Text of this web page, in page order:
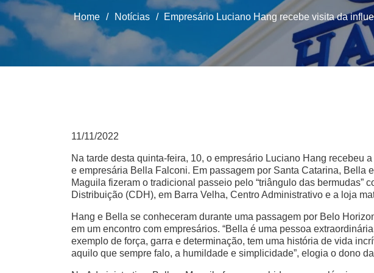
Home / Notícias / Empresário Luciano Hang recebe visita da
11/11/2022
Na tarde desta quinta-feira, 10, o empresário Luciano Hang recebeu
e empresária Bella Falconi. Em passagem por Santa Catarina, Bella
Maguila fizeram o tradicional passeio pelo “triângulo das bermudas”
Distribuição (CDH), em Barra Velha, Centro Administrativo e a loja
Hang e Bella se conheceram durante uma passagem por Belo
em um encontro com empresários. “Bella é uma pessoa
exemplo de força, garra e determinação, tem uma história de vida
aquilo que sempre falo, a humildade e simplicidade”, elogia o dono